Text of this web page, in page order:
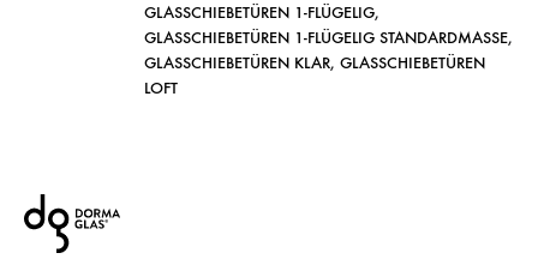
GLASSCHIEBETÜREN 1-FLÜGELIG,
GLASSCHIEBETÜREN 1-FLÜGELIG STANDARDMASSE ,
GLASSCHIEBETÜREN KLAR, GLASSCHIEBETÜREN
LOFT